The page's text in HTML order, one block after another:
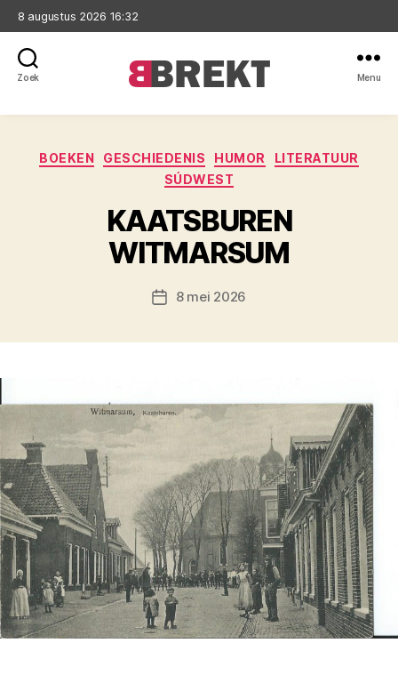
8 augustus 2026 16:32
Zoek Menu
Categorieën
BOEKEN GESCHIEDENIS HUMOR
LITERATUUR
SÚDWEST
KAATSBUREN
WITMARSUM
Berichtdatum
8 mei 2026